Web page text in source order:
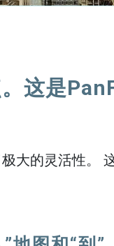
这是
大的灵活性。